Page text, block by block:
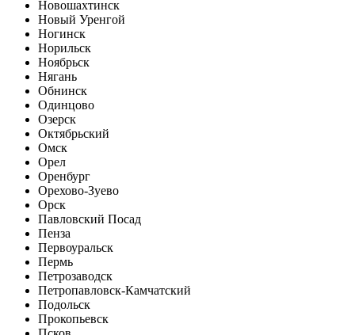
Новошахтинск
Новый Уренгой
Ногинск
Норильск
Ноябрьск
Нягань
Обнинск
Одинцово
Озерск
Октябрьский
Омск
Орел
Оренбург
Орехово-Зуево
Орск
Павловский Посад
Пенза
Первоуральск
Пермь
Петрозаводск
Петропавловск-Камчатский
Подольск
Прокопьевск